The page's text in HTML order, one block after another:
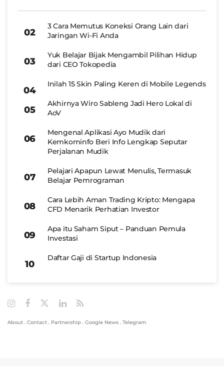
3 Cara Memutus Koneksi Orang Lain dari
Jaringan Wi-Fi Anda
Yuk Belajar Bijak Mengambil Pilihan Hidup
dari CEO Tokopedia
Inilah 15 Skin Paling Keren di Mobile Legends
Akhirnya Wiro Sableng Jadi Hero Lokal di
AoV
Mengenal Aplikasi Ayo Mudik dari
Kemkominfo Beri Info Lengkap Seputar
Perjalanan Mudik
Pelajari Apapun Lewat Menulis, Termasuk
Belajar Pemrograman
Cara Lebih Aman Trading Kripto: Mengapa
CFD Menarik Perhatian Investor
Apa itu Saham Siput – Panduan Pemula
Investasi
Daftar Gaji di Startup Indonesia
About . Contact . Partnership . Google News . Telegram